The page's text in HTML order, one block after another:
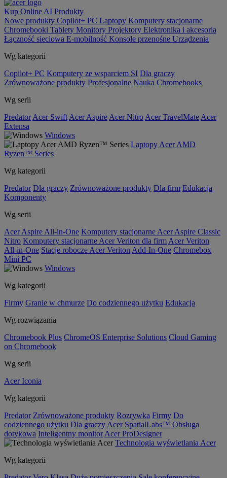
Kup Online AI Produkty
Nowe produkty Copilot+ PC Laptopy Komputery stacjonarne
Chromebooki Tablety Monitory Projektory Elektronika i akcesoria
Łączność sieciowa E-mobilność Konsole przenośne Urządzenia
Wg kategorii
Copilot+ PC Komputery ze wsparciem SI Dla graczy
Zrównoważone produkty Profesjonalne Nauka Chromebooks
Wg serii
Predator Acer Swift Acer Aspire Acer Nitro Acer TravelMate Acer
Extensa
Windows
Laptopy Acer AMD
Ryzen™ Series
Wg kategorii
Predator Dla graczy Zrównoważone produkty Dla firm Edukacja
Komponenty
Wg serii
Acer Aspire All-in-One Komputery stacjonarne Acer Aspire Classic
Nitro Komputery stacjonarne Acer Veriton dla firm Acer Veriton
All-in-One Stacje robocze Acer Veriton Add-In-One Chromebox
Mini PC
Windows
Wg kategorii
Firmy Granie w chmurze Do codziennego użytku Edukacja
Wg rozwiązania
Chromebook Plus ChromeOS Enterprise Solutions Cloud Gaming
on Chromebook
Wg serii
Acer Iconia
Wg kategorii
Predator Zrównoważone produkty Rozrywka Firmy Do
codziennego użytku Dla graczy Acer SpatialLabs™ Obsługa
dotykowa Inteligentny monitor Acer ProDesigner
Technologia wyświetlania Acer
Wg kategorii